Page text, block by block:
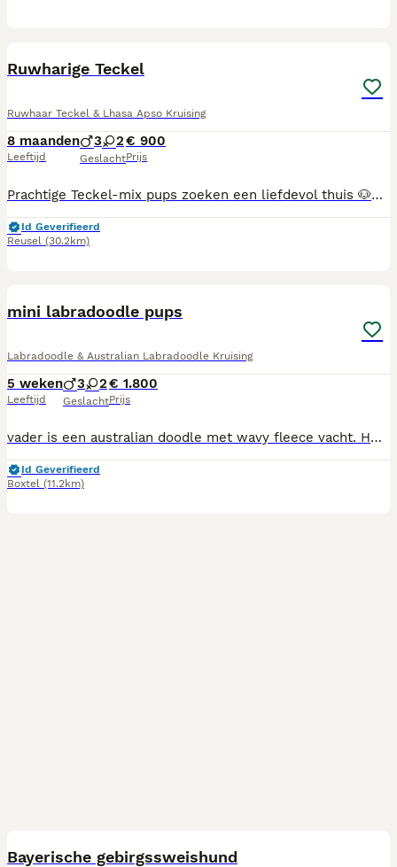
Ruwharige Teckel
Ruwhaar Teckel & Lhasa Apso Kruising
8 maanden
Leeftijd
3 2
Geslacht
€ 900
Prijs
Prachtige Teckel-mix pups zoeken een liefdevol thuis 🐶❤️ Op 29 november 2025 zijn onze lieve pups geboren. Moeder: Ruwharige Teckel Vader: 75% Teckel – 25% Lhasa Apso Beide ouders zijn aanwezig en kunnen worden bezichtigd. Er zijn 3 reutjes en 2 teefjes beschikbaar. De pups groeien op in huiselijke kring en zijn goed gesocialiseerd. Ze zijn gewend aan mensen en andere honden. De pups zijn: ✔ Gechipt ✔ Europees dierenpaspoort ✔ Meerdere keren ontwormd ✔ Volledig ingeënt volgens hun leeftijd, inclusief vaccinaties tegen kennelhoest en leptospirose ✔ Gezond verklaard door de dierenarts Wij zoeken voor onze pups een warm en liefdevol thuis. Bij serieuze interesse of vragen mag je altijd contact opnemen. 📞 32 489 24 05 57
Id Geverifieerd
Reusel (30.2km)
mini labradoodle pups
Labradoodle & Australian Labradoodle Kruising
5 weken
Leeftijd
3 2
Geslacht
€ 1.800
Prijs
vader is een australian doodle met wavy fleece vacht. HD. heupen en patella luxatie en ellebogen getest. embark getest op erfelijke factoren en goed bevonden. Moeder is een labradoodle met currly vacht. beide hebben een super lief karakter. de pups worden in huiselijke kring opgevoed. kleur rood abrikoos en zwart. de pups zijn hypoallegeen, f5. Verharen niet, sociaal en leergierig. Ze worden waarschijnlijk tussen de 36 en 43 cm hoog . Bij interesse mag je me appen en kan ik evt. een filmpje sturen. 0655723712
Id Geverifieerd
Boxtel (11.2km)
Bayerische gebirgssweishund